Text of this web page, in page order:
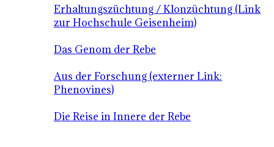
Erhaltungszüchtung / Klonzüchtung (Link
zur Hochschule Geisenheim)
Das Genom der Rebe
Aus der Forschung (externer Link:
Phenovines)
Die Reise in Innere der Rebe